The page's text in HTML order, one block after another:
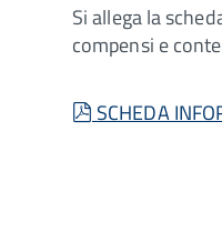
Si allega la
compensi e
pdf
SCHEDA